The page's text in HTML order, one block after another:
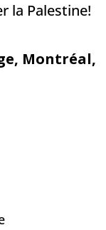
la Palestine!
Montréal,